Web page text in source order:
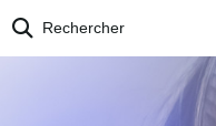
Rechercher